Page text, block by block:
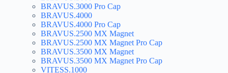
BRAVUS.3000 Pro Cap
BRAVUS.4000
BRAVUS.4000 Pro Cap
BRAVUS.2500 MX Magnet
BRAVUS.2500 MX Magnet Pro Cap
BRAVUS.3500 MX Magnet
BRAVUS.3500 MX Magnet Pro Cap
VITESS.1000